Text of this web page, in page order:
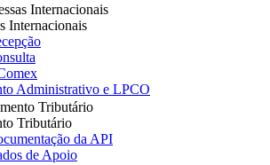
Internacionais
Internacionais
Administrativo e LPCO
Tributário
Tributário
da API
de Apoio